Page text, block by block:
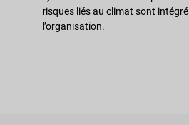
risques liés au climat sont
l’organisation.